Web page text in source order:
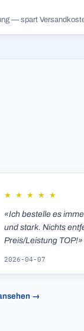
— spart
★ ★ ★ ★ ★
«Ich bestelle es
und stark. Nichts
Preis/Leistung TOP!»
2026-04-07
→